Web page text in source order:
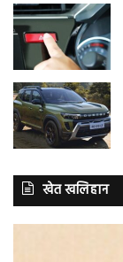
खेत खलिहान